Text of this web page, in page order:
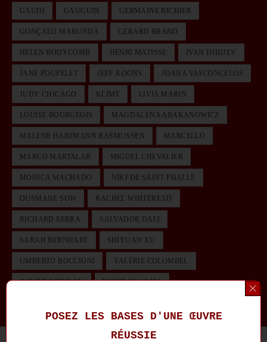
GAUDI GAUGUIN GERMAINE RICHIER
GONÇALO MABUNDA GÉRARD BRAND
HELEN BODYCOMB HENRI MATISSE IVAN DJIDJEV
JANE POUPELET JEFF KOONS JOANA VASCONCELOS
JUDY CHICAGO KLIMT LIVIA MARIN
LOUISE BOURGEOIS MAGDALENA ABAKANOWICZ
MALENE HARTMANN RASMUSSEN MARCELLO
MARCO MARTALAR MIGUEL CHEVALIER
MONICA MACHADO NIKI DE SAINT PHALLE
OUSMANE SOW RACHEL WHITEREAD
RICHARD SERRA SALVADOR DALI
SARAH BERNHART SHIYUAN XU
UMBERTO BOCCIONI VALÉRIE COLOMBEL
XAVIER VEILHAN YAYOI KUSAMA
POSEZ LES BASES D'UNE ŒUVRE
RÉUSSIE